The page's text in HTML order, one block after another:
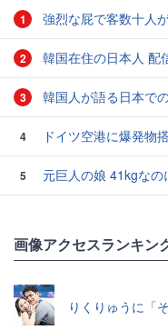
1 強烈な屁で客数十人
2 韓国在住の日本人 配
3 韓国人が語る日本で
4 ドイツ空港に爆発物
5
元巨人の娘 41kgなの
画像アクセスランキン
りくりゅうに「